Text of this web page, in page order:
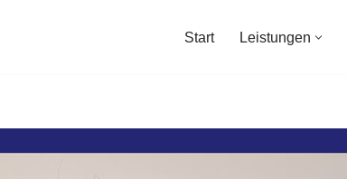
Start Leistungen